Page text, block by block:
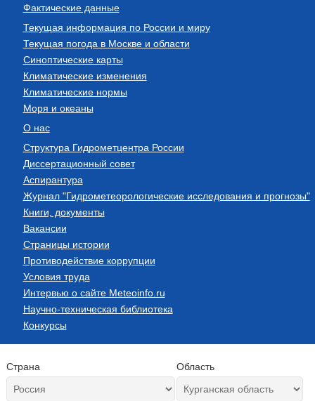
Фактические данные
Текущая информация по России и миру
Текущая погода в Москве и области
Синоптические карты
Климатические изменения
Климатические нормы
Моря и океаны
О нас
Структура Гидрометцентра России
Диссертационный совет
Аспирантура
Журнал "Гидрометеорологические исследования и прогнозы"
Книги, документы
Вакансии
Страницы истории
Противодействие коррупции
Условия труда
Интервью о сайте Meteoinfo.ru
Научно-техническая библиотека
Конкурсы
Страна Область